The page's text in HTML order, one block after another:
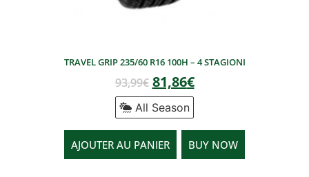
TRAVEL GRIP 235/60 R16 100H – 4 STAGIONI
93,99€ 81,86€
All Season
AJOUTER AU PANIER BUY NOW